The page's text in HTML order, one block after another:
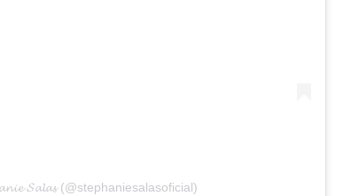
𝓢𝓪𝓵𝓪𝓼 (@stephaniesalasoficial)